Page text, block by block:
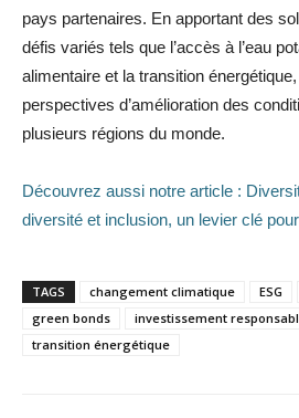
pays partenaires. En apportant des
défis variés tels que l’accès à l’eau
alimentaire et la transition
perspectives d’amélioration des
plusieurs régions du monde.
Découvrez aussi notre article :
diversité et inclusion, un levier clé
TAGS changement climatique ESG
green bonds
investissement
transition énergétique